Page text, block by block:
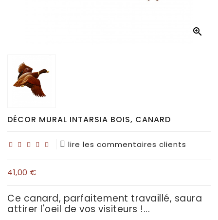

DÉCOR MURAL INTARSIA BOIS, CANARD
lire les commentaires clients
41,00 €
Ce canard, parfaitement travaillé, saura
attirer l'oeil de vos visiteurs !...